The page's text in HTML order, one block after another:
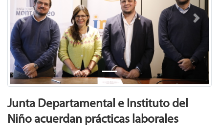
Previous Next
Junta Departamental e Instituto del
Niño acuerdan prácticas laborales